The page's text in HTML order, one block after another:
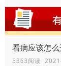
看病应该怎
5363阅读